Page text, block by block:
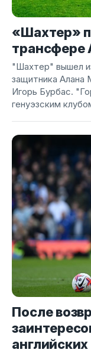
«Шахтер»
трансфере
"Шахтер" вышел
защитника
Игорь Бурбас.
генуэзским
После